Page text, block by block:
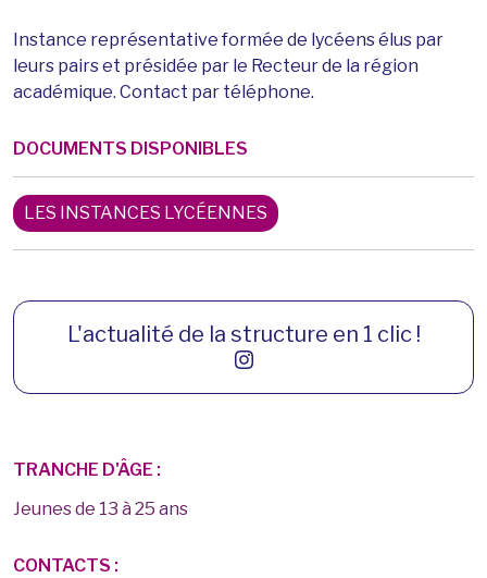
Instance représentative formée de lycéens élus par
leurs pairs et présidée par le Recteur de la région
académique. Contact par téléphone.
DOCUMENTS DISPONIBLES
LES INSTANCES LYCÉENNES
L'actualité de la structure en 1 clic !
TRANCHE D'ÂGE :
Jeunes de 13 à 25 ans
CONTACTS :